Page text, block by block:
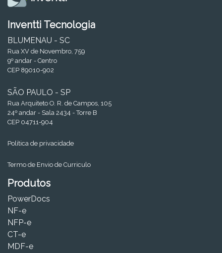
Inventti Tecnologia
BLUMENAU - SC
Rua XV de Novembro, 759
9º andar - Centro
CEP 89010-902
SÃO PAULO - SP
Rua Arquiteto O. R. de Campos, 105
24º andar - Sala 2434 - Torre B
CEP 04711-904
Política de privacidade
Termo de Envio de Curriculo
Produtos
PowerDocs
NF-e
NFP-e
CT-e
MDF-e